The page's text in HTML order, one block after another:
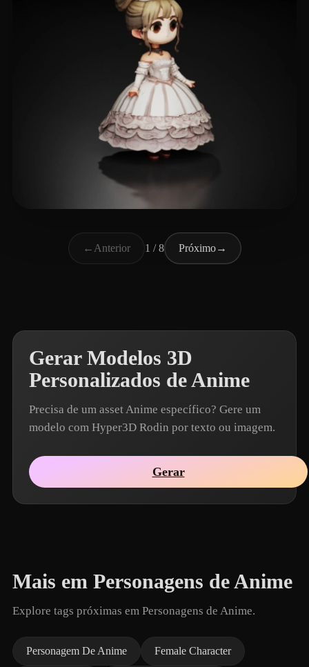
250 curtidas
← Anterior 1 / 8 Próximo→
Gerar Modelos 3D
Personalizados de Anime
Precisa de um asset Anime específico? Gere um
modelo com Hyper3D Rodin por texto ou imagem.
Gerar
Mais em Personagens de Anime
Explore tags próximas em Personagens de Anime.
Personagem De Anime Female Character